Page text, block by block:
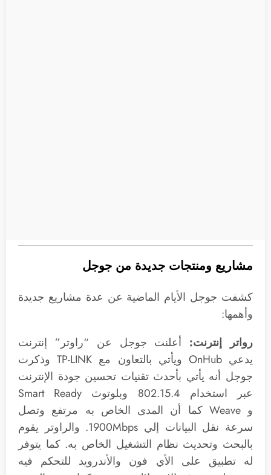
مشاريع ومنتجات جديدة من جوجل
كشفت جوجل الأيام الماضية عن عدة مشاريع جديدة
وأهمها:
رواتر إنترنت: أعلنت جوجل عن “راوتر” إنترنت
يدعي OnHub ويأتي بالتعاون مع TP-LINK وذكرت
جوجل أنه يأتي بأحدث تقنيات تحسين جودة الإنترنت
عبر استخدام 802.15.4 وبلوتوث Smart Ready
و Weave كما أن المدى الخاص به مرتفع وتصل
سرعة نقل البيانات إلي 1900Mbps. والراوتر يقوم
بالبحث وتحديث نظام التشغيل الخاص به. كما يتوفر
له تطبيق على الأي فون والأندرويد للتحكم فيه